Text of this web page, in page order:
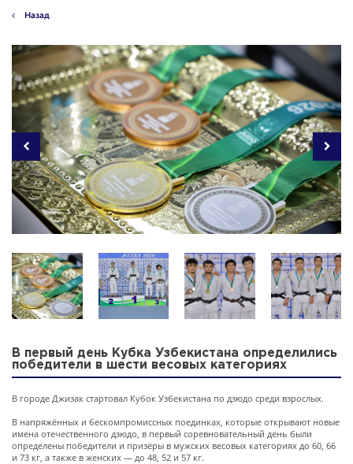
Назад
В первый день Кубка Узбекистана определились
победители в шести весовых категориях
В городе Джизак стартовал Кубок Узбекистана по дзюдо среди взрослых.
В напряжённых и бескомпромиссных поединках, которые открывают новые
имена отечественного дзюдо, в первый соревновательный день были
определены победители и призёры в мужских весовых категориях до 60, 66
и 73 кг, а также в женских — до 48, 52 и 57 кг.